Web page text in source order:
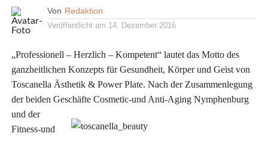
Von Redaktion
Veröffentlicht am 14. Dezember 2016
„Professionell – Herzlich – Kompetent“ lautet das Motto des
ganzheitlichen Konzepts für Gesundheit, Körper und Geist von
Toscanella Ästhetik & Power Plate. Nach der Zusammenlegung
der beiden Geschäfte Cosmetic-und Anti-Aging Nymphenburg
und der
Fitness-und